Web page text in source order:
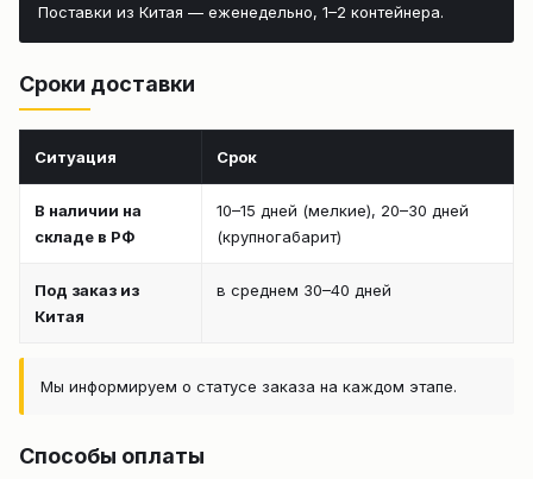
Поставки из Китая — еженедельно, 1–2 контейнера.
Сроки доставки
Ситуация Срок
В наличии на
складе в РФ
10–15 дней (мелкие), 20–30 дней
(крупногабарит)
Под заказ из
Китая
в среднем 30–40 дней
Мы информируем о статусе заказа на каждом этапе.
Способы оплаты